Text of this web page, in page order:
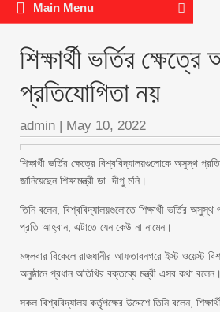
Main Menu
শিক্ষার্থী ভর্তির
প্রতিযোগিতা নয়
admin | May 10, 2022
শিক্ষার্থী ভর্তির ক্ষেত্রে বিশ্ববিদ্যালয়গুলোকে অসুস্থ
জানিয়েছেন শিক্ষামন্ত্রী ডা. দীপু মনি।
তিনি বলেন, বিশ্ববিদ্যালয়গুলোতে শিক্ষার্থী ভর্তির
প্রতি আহ্বান, এটাতে যেন কেউ না নামেন।
মঙ্গলবার বিকেলে রাজধানীর আফতাবনগরে ইস্ট ওয়েস্ট
অনুষ্ঠানে প্রধান অতিথির বক্তব্যে মন্ত্রী এসব কথা বলেন।
সকল বিশ্ববিদ্যালয় কর্তৃপক্ষের উদ্দেশে তিনি বলেন,